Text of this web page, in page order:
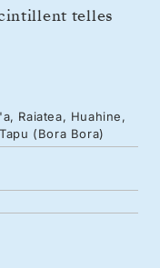
telles
Sud.
puis
Huahine, où
des lagons
eaux d’une
à
la jungle. Bora
Raiatea, Huahine,
(Bora Bora)